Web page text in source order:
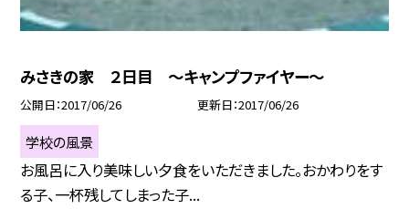
みさきの家 ２日目 〜キャンプファイヤー〜
公開日 2017/06/26 更新日 2017/06/26
学校の風景
お風呂に入り美味しい夕食をいただきました。おかわりをす
る子、一杯残してしまった子...